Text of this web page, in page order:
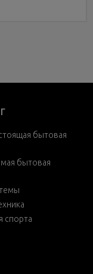
бытовая
бытовая
спорта